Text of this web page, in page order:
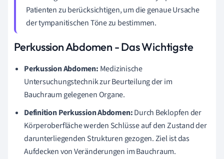
Patienten zu berücksichtigen, um die genaue Ursache
der tympanitischen Töne zu bestimmen.
Perkussion Abdomen - Das Wichtigste
Perkussion Abdomen: Medizinische
Untersuchungstechnik zur Beurteilung der im
Bauchraum gelegenen Organe.
Definition Perkussion Abdomen:Durch Beklopfen der
Körperoberfläche werden Schlüsse auf den Zustand der
darunterliegenden Strukturen gezogen. Ziel ist das
Aufdecken von Veränderungen im Bauchraum.